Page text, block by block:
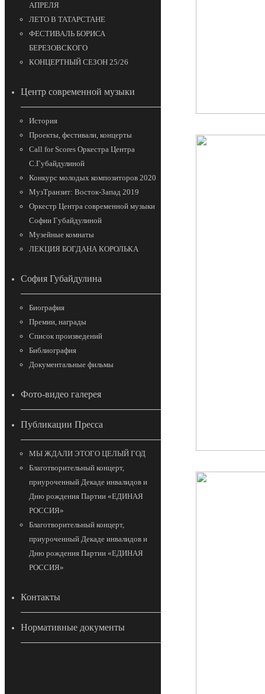
АПРЕЛЯ
ЛЕТО В ТАТАРСТАНЕ
ФЕСТИВАЛЬ БОРИСА
БЕРЕЗОВСКОГО
КОНЦЕРТНЫЙ СЕЗОН 25/26
Центр современной музыки
История
Проекты, фестивали, концерты
Call for Scores Оркестра Центра
С.Губайдулиной
Конкурс молодых композиторов 2020
МузТранзит: Восток-Запад 2019
Оркестр Центра современной музыки
Софии Губайдулиной
Музейные комнаты
ЛЕКЦИЯ БОГДАНА КОРОЛЬКА
София Губайдулина
Биография
Премии, награды
Список произведений
Библиография
Документальные фильмы
Фото-видео галерея
Публикации Пресса
МЫ ЖДАЛИ ЭТОГО ЦЕЛЫЙ ГОД
Благотворительный концерт,
приуроченный Декаде инвалидов и
Дню рождения Партии «ЕДИНАЯ
РОССИЯ»
Благотворительный концерт,
приуроченный Декаде инвалидов и
Дню рождения Партии «ЕДИНАЯ
РОССИЯ»
Контакты
Нормативные документы